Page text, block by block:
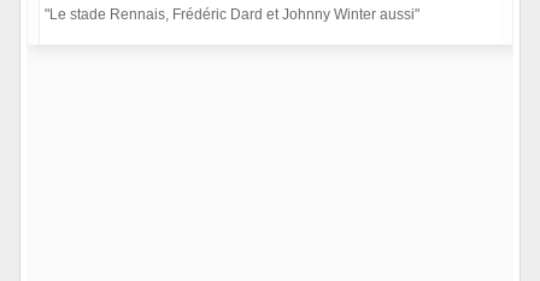
"Le stade Rennais, Frédéric Dard et Johnny Winter aussi"